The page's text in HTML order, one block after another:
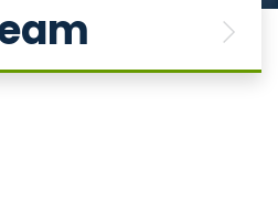
Next
und Medizinische